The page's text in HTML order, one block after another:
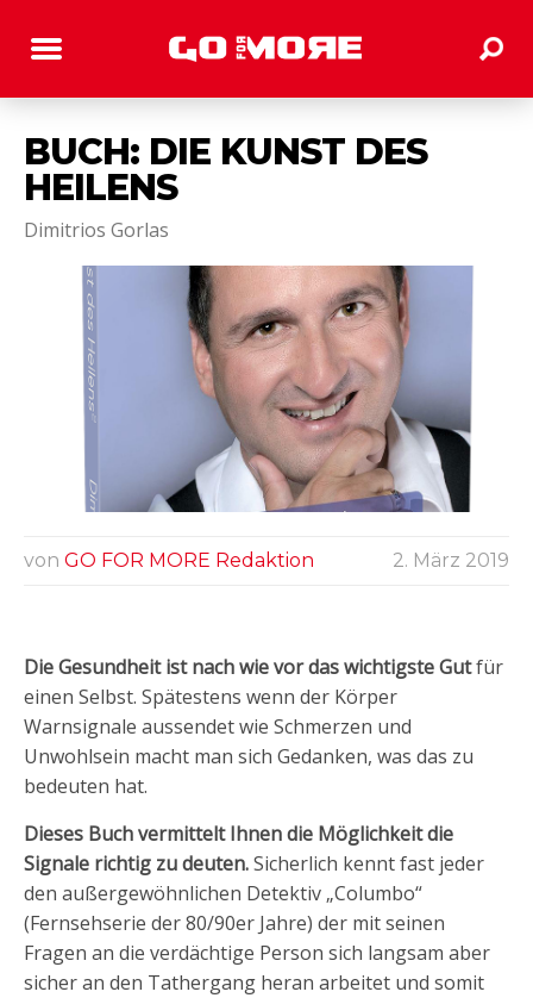
BUCH: DIE KUNST DES
HEILENS
Dimitrios Gorlas
von GO FOR MORE Redaktion 2. März 2019
Die Gesundheit ist nach wie vor das wichtigste Gutfür
einen Selbst. Spätestens wenn der Körper
Warnsignale aussendet wie Schmerzen und
Unwohlsein macht man sich Gedanken, was das zu
bedeuten hat.
Dieses Buch vermittelt Ihnen die Möglichkeit die
Signale richtig zu deuten.Sicherlich kennt fast jeder
den außergewöhnlichen Detektiv „Columbo“
(Fernsehserie der 80/90er Jahre) der mit seinen
Fragen an die verdächtige Person sich langsam aber
sicher an den Tathergang heran arbeitet und somit